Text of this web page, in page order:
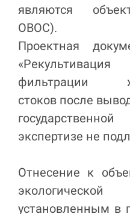
являются
ОВОС).
Проектная
фильтрации
стоков после
экспертизе не
Отнесение к
установленным в